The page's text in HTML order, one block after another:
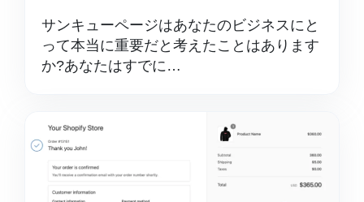
サンキューページはあなたのビジネスにと
って本当に重要だと考えたことはあります
か?あなたはすでに…